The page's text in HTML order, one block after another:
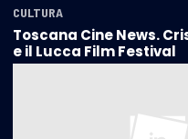
CULTURA
Toscana Cine News.
e il Lucca Film Festival